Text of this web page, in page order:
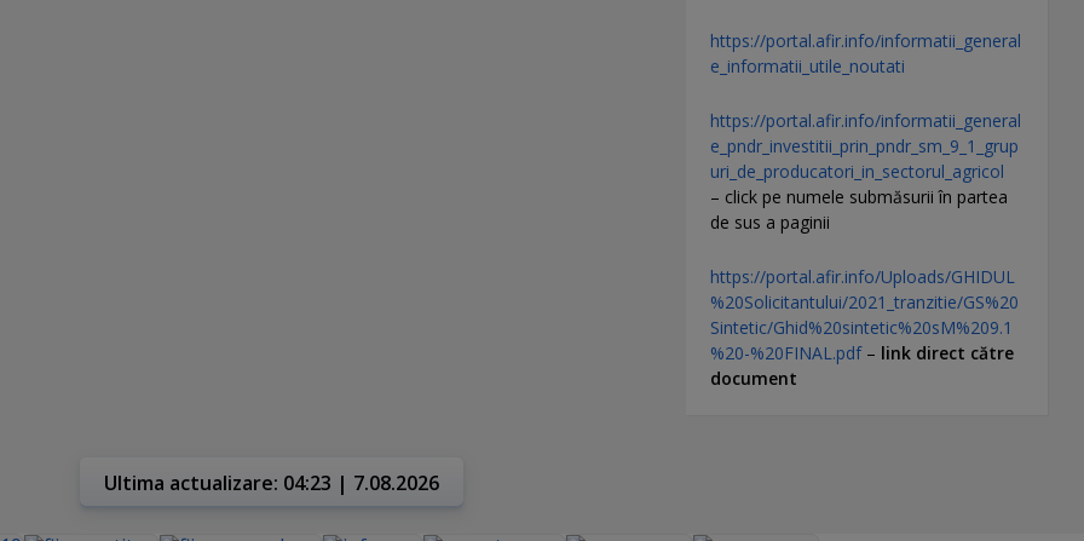
https://portal.afir.info/informatii_general
e_informatii_utile_noutati
https://portal.afir.info/informatii_general
e_pndr_investitii_prin_pndr_sm_9_1_grup
uri_de_producatori_in_sectorul_agricol
– click pe numele submăsurii în partea
de sus a paginii
https://portal.afir.info/Uploads/GHIDUL
%20Solicitantului/2021_tranzitie/GS%20
Sintetic/Ghid%20sintetic%20sM%209.1
%20-%20FINAL.pdf– link direct către
document
Ultima actualizare: 04:23 | 7.08.2026